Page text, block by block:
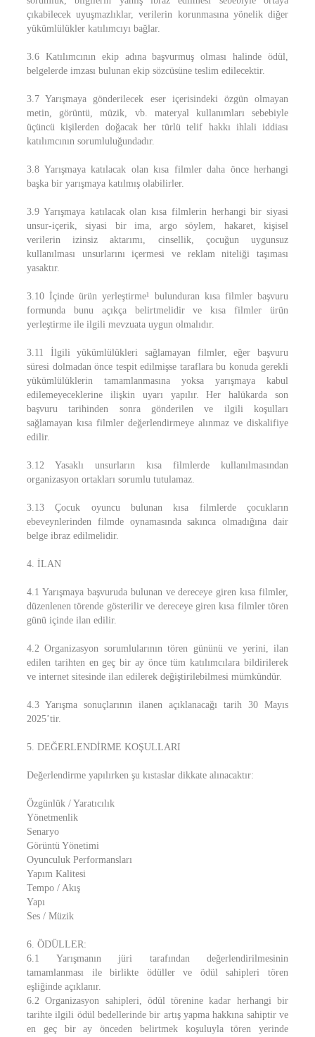
çıkabilecek uyuşmazlıklar, verilerin korunmasına yönelik diğer
yükümlülükler katılımcıyı bağlar.
3.6 Katılımcının ekip adına başvurmuş olması halinde ödül,
belgelerde imzası bulunan ekip sözcüsüne teslim edilecektir.
3.7 Yarışmaya gönderilecek eser içerisindeki özgün olmayan
metin, görüntü, müzik, vb. materyal kullanımları sebebiyle
üçüncü kişilerden doğacak her türlü telif hakkı ihlali iddiası
katılımcının sorumluluğundadır.
3.8 Yarışmaya katılacak olan kısa filmler daha önce herhangi
başka bir yarışmaya katılmış olabilirler.
3.9 Yarışmaya katılacak olan kısa filmlerin herhangi bir siyasi
unsur-içerik, siyasi bir ima, argo söylem, hakaret, kişisel
verilerin izinsiz aktarımı, cinsellik, çocuğun uygunsuz
kullanılması unsurlarını içermesi ve reklam niteliği taşıması
yasaktır.
3.10 İçinde ürün yerleştirme¹ bulunduran kısa filmler başvuru
formunda bunu açıkça belirtmelidir ve kısa filmler ürün
yerleştirme ile ilgili mevzuata uygun olmalıdır.
3.11 İlgili yükümlülükleri sağlamayan filmler, eğer başvuru
süresi dolmadan önce tespit edilmişse taraflara bu konuda gerekli
yükümlülüklerin tamamlanmasına yoksa yarışmaya kabul
edilemeyeceklerine ilişkin uyarı yapılır. Her halükarda son
başvuru tarihinden sonra gönderilen ve ilgili koşulları
sağlamayan kısa filmler değerlendirmeye alınmaz ve diskalifiye
edilir.
3.12 Yasaklı unsurların kısa filmlerde kullanılmasından
organizasyon ortakları sorumlu tutulamaz.
3.13 Çocuk oyuncu bulunan kısa filmlerde çocukların
ebeveynlerinden filmde oynamasında sakınca olmadığına dair
belge ibraz edilmelidir.
4. İLAN
4.1 Yarışmaya başvuruda bulunan ve dereceye giren kısa filmler,
düzenlenen törende gösterilir ve dereceye giren kısa filmler tören
günü içinde ilan edilir.
4.2 Organizasyon sorumlularının tören gününü ve yerini, ilan
edilen tarihten en geç bir ay önce tüm katılımcılara bildirilerek
ve internet sitesinde ilan edilerek değiştirilebilmesi mümkündür.
4.3 Yarışma sonuçlarının ilanen açıklanacağı tarih 30 Mayıs
2025’tir.
5. DEĞERLENDİRME KOŞULLARI
Değerlendirme yapılırken şu kıstaslar dikkate alınacaktır:
Özgünlük / Yaratıcılık
Yönetmenlik
Senaryo
Görüntü Yönetimi
Oyunculuk Performansları
Yapım Kalitesi
Tempo / Akış
Yapı
Ses / Müzik
6. ÖDÜLLER:
6.1 Yarışmanın jüri tarafından değerlendirilmesinin
tamamlanması ile birlikte ödüller ve ödül sahipleri tören
eşliğinde açıklanır.
6.2 Organizasyon sahipleri, ödül törenine kadar herhangi bir
tarihte ilgili ödül bedellerinde bir artış yapma hakkına sahiptir ve
en geç bir ay önceden belirtmek koşuluyla tören yerinde